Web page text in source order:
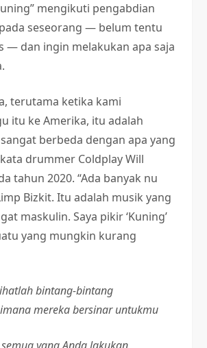
mengikuti pengabdian
seseorang — belum tentu
— dan ingin melakukan apa saja
terutama ketika kami
itu ke Amerika, itu adalah
berbeda dengan apa yang
drummer Coldplay Will
tahun 2020. “Ada banyak nu
Bizkit. Itu adalah musik yang
maskulin. Saya pikir ‘Kuning’
yang mungkin kurang
bintang-bintang
mereka bersinar untukmu